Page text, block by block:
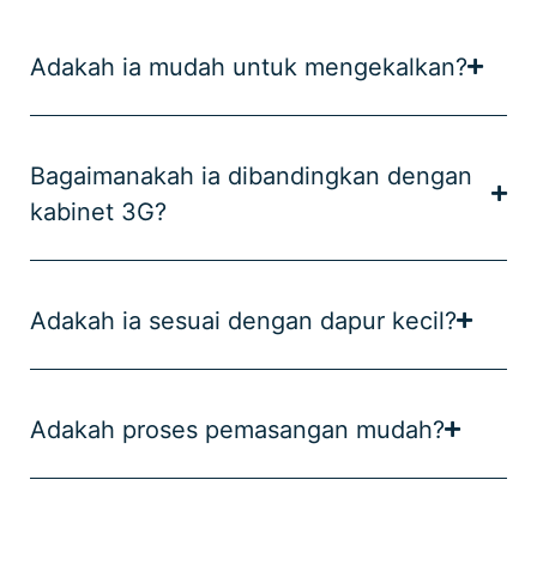
Adakah ia mudah untuk mengekalkan?
Bagaimanakah ia dibandingkan dengan
kabinet 3G?
Adakah ia sesuai dengan dapur kecil?
Adakah proses pemasangan mudah?